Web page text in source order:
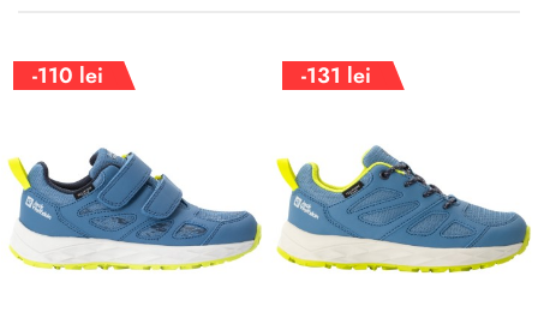
-110 lei -131 lei